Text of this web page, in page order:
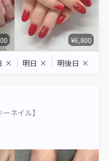
¥6,800
× 明日 × 明後日 ×
ネイル】